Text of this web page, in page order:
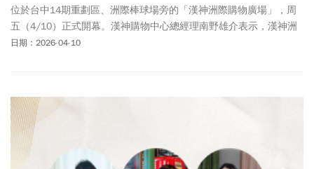
位於台中14期重劃區、洲際棒球場旁的「漢神洲際購物廣場」，周
五（4/10）正式開幕。漢神購物中心總經理南野雄介表示，漢神洲
際購物廣場是全台灣首創百貨與購物中心的融合，總投資逾120億，
幕，開店率超過95%。南野雄介強調：「漢神購物廣場目標開幕首年
（今年未滿一年）營業額期望達70億元，以台中消費實力，明年期
待有機會上看100億，希望快速達到200億。」他並期許能將這裡扭
轉成為像信義計劃區一樣的大台中核心商圈。
日期：2026-04-10